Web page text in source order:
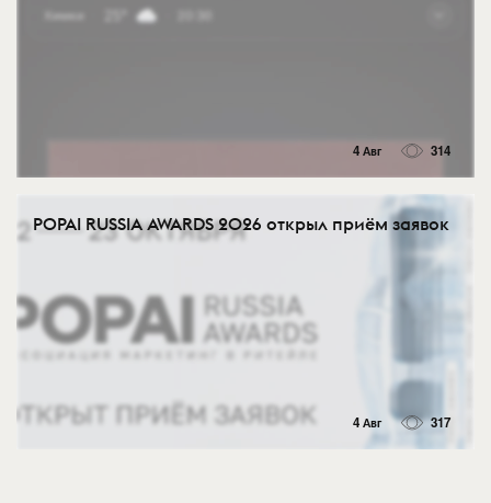
4 Авг 314
POPAI RUSSIA AWARDS 2026 открыл приём заявок
4 Авг 317